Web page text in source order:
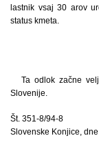
lastnik vsaj 30 arov
status kmeta.
Ta odlok začne
Slovenije.
Št. 351-8/94-8
Slovenske Konjice,